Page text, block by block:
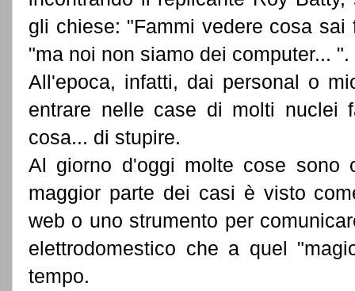
gli chiese: "Fammi vedere cosa
"ma noi non siamo dei computer... ".
All'epoca, infatti, dai personal o
entrare nelle case di molti nuclei
cosa... di stupire.
Al giorno d'oggi molte cose sono
maggior parte dei casi è visto
web o uno strumento per
elettrodomestico che a quel
tempo.